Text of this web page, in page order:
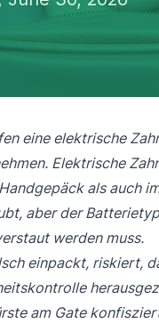
eine elektrische
Elektrische
als auch
aber der
werden muss.
einpackt, riskiert,
am Gate